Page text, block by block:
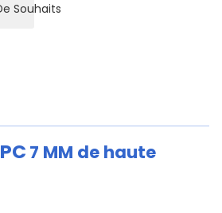
Souhaits
7 MM de haute